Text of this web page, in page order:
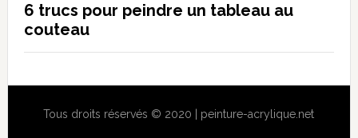
6 trucs pour peindre un tableau au
couteau
Tous droits réservés © 2020 | peinture-acrylique.net